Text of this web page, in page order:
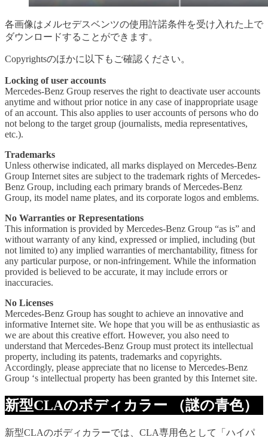
各画像はメルセデスベンツの使用許諾条件を受け入れた上で
ダウンロードすることができます。
Copyrightsのほかに以下もご確認ください。
Locking of user accounts
Mercedes-Benz Group reserves the right to deactivate user accounts
anytime and without prior notice in any case of inappropriate usage
of an account. This also applies to user accounts of persons who do
not belong to the target group (journalists, media representatives,
etc.).
Trademarks
Unless otherwise indicated, all marks displayed on Mercedes-Benz
Group Internet sites are subject to the trademark rights of Mercedes-
Benz Group, including each primary brands of Mercedes-Benz
Group, its model name plates, and its corporate logos and emblems.
No Warranties or Representations
This information is provided by Mercedes-Benz Group “as is” and
without warranty of any kind, expressed or implied, including (but
not limited to) any implied warranties of merchantability, fitness for
any particular purpose, or non-infringement. While the information
provided is believed to be accurate, it may include errors or
inaccuracies.
No Licenses
Mercedes-Benz Group has sought to achieve an innovative and
informative Internet site. We hope that you will be as enthusiastic as
we are about this creative effort. However, you also need to
understand that Mercedes-Benz Group must protect its intellectual
property, including its patents, trademarks and copyrights.
Accordingly, please appreciate that no license to Mercedes-Benz
Group ‘s intellectual property has been granted by this Internet site.
新型CLAのボディカラー （謎の青色）
新型CLAのボディカラーでは、CLA専用色として「ハイパ